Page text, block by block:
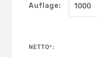
Auflage:
NETTO*: